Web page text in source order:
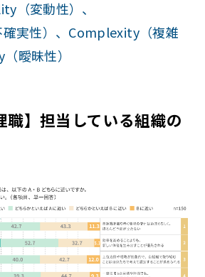
（変動性）、
実性）、Complexity（複雑
曖昧性）
】担当している組織の